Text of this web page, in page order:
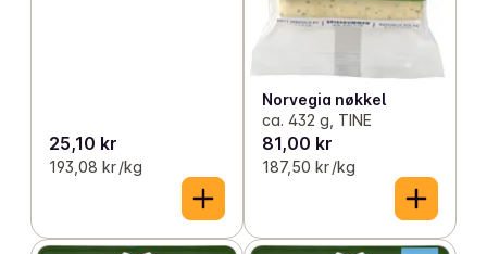
25,10 kr
193,08 kr /kg
Norvegia nøkkel
ca. 432 g, TINE
81,00 kr
187,50 kr /kg